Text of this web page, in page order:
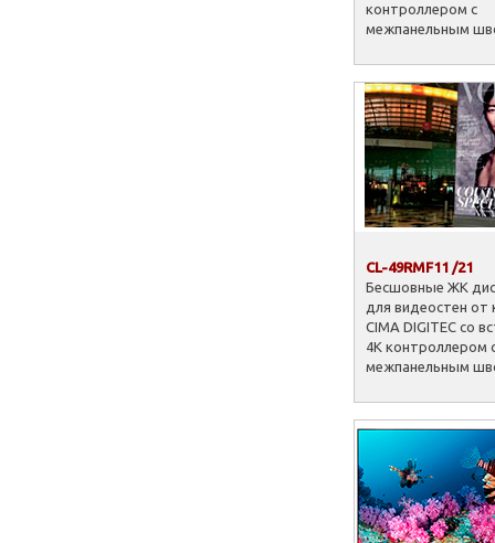
контроллером с
межпанельным
CL-49RMF11 /21
Бесшовные ЖК
для видеостен от
CIMA DIGITEC со
4K контроллером
межпанельным